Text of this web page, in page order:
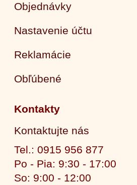
Objednávky
Nastavenie účtu
Reklamácie
Obľúbené
Kontakty
Kontaktujte nás
Tel.: 0915 956 877
Po - Pia: 9:30 - 17:00
So: 9:00 - 12:00